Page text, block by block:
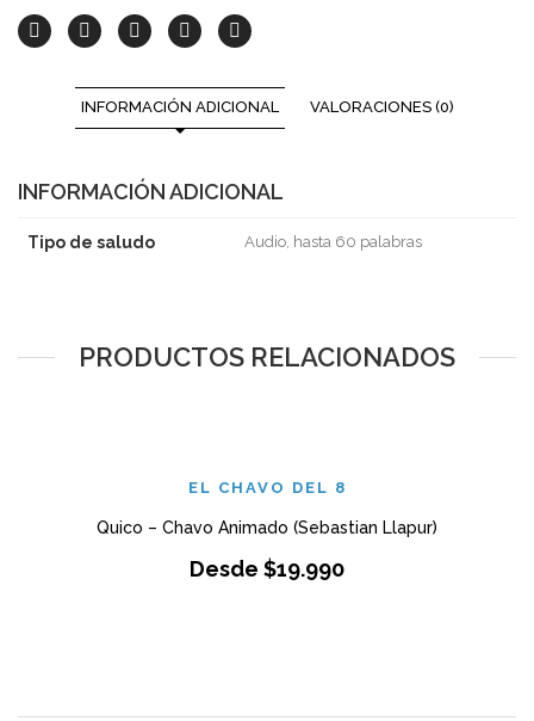
INFORMACIÓN ADICIONAL VALORACIONES (0)
INFORMACIÓN ADICIONAL
Tipo de saludo Audio, hasta 60 palabras
PRODUCTOS RELACIONADOS
EL CHAVO DEL 8
Quico – Chavo Animado (Sebastian Llapur)
Desde $19.990